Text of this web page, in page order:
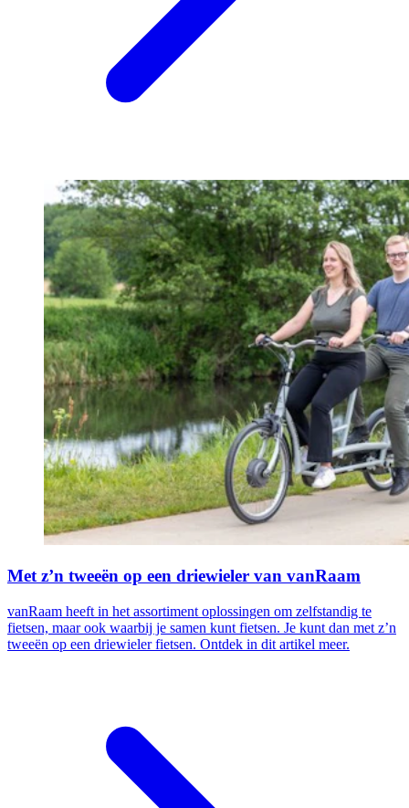
Met z’n tweeën op een driewieler van vanRaam
vanRaam heeft in het assortiment oplossingen om zelfstandig te
fietsen, maar ook waarbij je samen kunt fietsen. Je kunt dan met z’n
tweeën op een driewieler fietsen. Ontdek in dit artikel meer.